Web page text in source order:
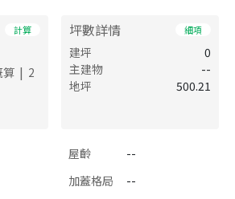
計算
算 | 2
坪數詳情 細項
建坪
0
主建物
--
地坪
500.21
屋齡
--
加蓋格局
--